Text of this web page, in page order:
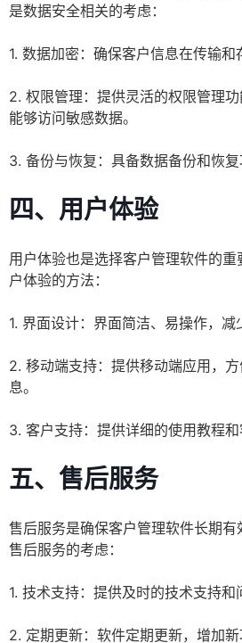
是数据安全相关的考虑：
1. 数据加密：确保客户信息在传输和
2. 权限管理：提供灵活的权限管理
能够访问敏感数据。
3. 备份与恢复：具备数据备份和恢复
四、用户体验
用户体验也是选择客户管理软件的重
户体验的方法：
1. 界面设计：界面简洁、易操作，减
2. 移动端支持：提供移动端应用，
息。
3. 客户支持：提供详细的使用教程和
五、售后服务
售后服务是确保客户管理软件长期
售后服务的考虑：
1. 技术支持：提供及时的技术支持和
2. 定期更新：软件定期更新，增加新